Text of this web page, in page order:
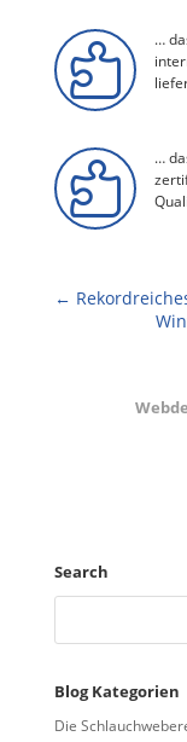

…

…
←
Search
Blog Kategorien
Die